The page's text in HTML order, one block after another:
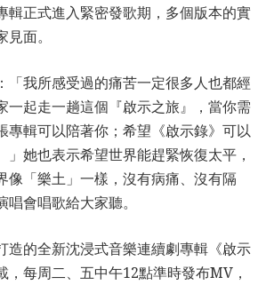
輯正式進入緊密發歌期，多個版本的實
面。
「我所感受過的痛苦一定很多人也都經
一起走一趟這個『啟示之旅』，當你需
專輯可以陪著你；希望《啟示錄》可以
」她也表示希望世界能趕緊恢復太平，
像「樂土」一樣，沒有病痛、沒有隔
會唱歌給大家聽。
造的全新沈浸式音樂連續劇專輯《啟示
，每周二、五中午12點準時發布MV，